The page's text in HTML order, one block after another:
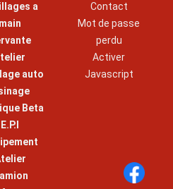
a
main
auto
Beta
E.P.I
Contact
Mot de passe
perdu
Activer
Javascript